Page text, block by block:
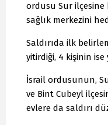
ordusu Sur ilçesine
sağlık merkezini
Saldırıda ilk
yitirdiği, 4 kişinin ise
İsrail ordusunun,
ve Bint Cubeyl
evlere da saldırı